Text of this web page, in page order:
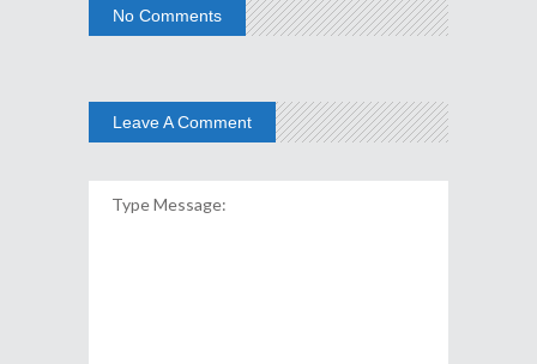
No Comments
Leave A Comment